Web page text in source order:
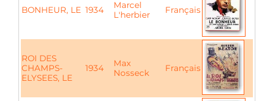
BONHEUR, LE 1934
Marcel
L'herbier
Français
ROI DES
CHAMPS-
ELYSEES, LE
1934
Max
Nosseck
Français